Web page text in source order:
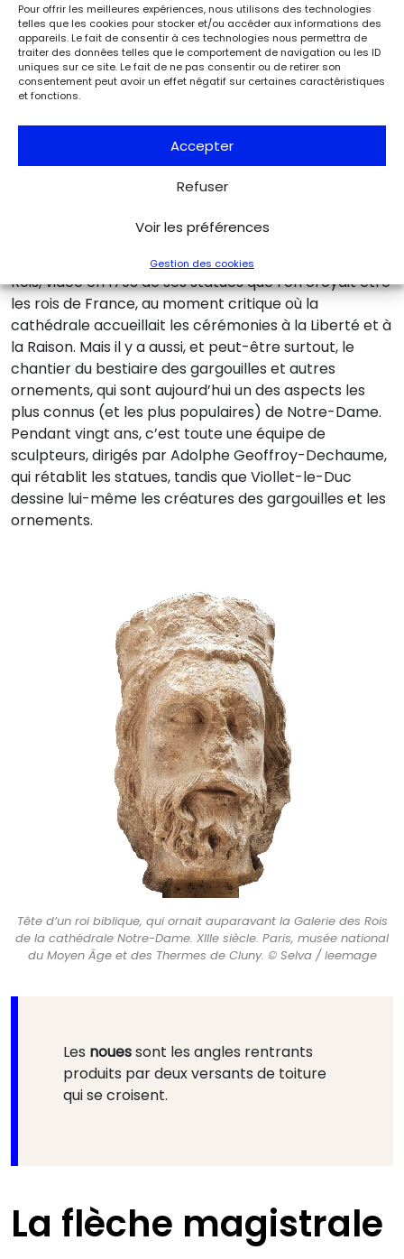
Pour offrir les meilleures expériences, nous utilisons des technologies
telles que les cookies pour stocker et/ou accéder aux informations des
appareils. Le fait de consentir à ces technologies nous permettra de
traiter des données telles que le comportement de navigation ou les ID
uniques sur ce site. Le fait de ne pas consentir ou de retirer son
consentement peut avoir un effet négatif sur certaines caractéristiques
et fonctions.
Accepter
Refuser
Voir les préférences
Gestion des cookies
seront intégralement démolies et reconstruites, avec
des modifications destinées à leur apporter une plus
grande solidité : la rose sud subit même une rotation
de 15° dans ce but. Lassus et Viollet-le-Duc apportent
Notre-Dame – sous l’angle architectural, en réparant
ou reconstituant les ordonnances, moulurations,
dégradés par les siècles, ou sous l’angle plus
décoratif, en rétablissant toutes
statues décorant les différents niveaux des façades
Parmi cela, un grand chantier : celui de la Galerie des
Rois, vidée en 1793 de ses statues que l’on croyait être
les rois de France, au moment critique où la
cathédrale accueillait les cérémonies à la Liberté et à
la Raison. Mais il y a aussi, et peut-être surtout, le
chantier du bestiaire des gargouilles et autres
ornements, qui sont aujourd’hui un des aspects les
plus connus (et les plus populaires) de Notre-Dame.
Pendant vingt ans, c’est toute une équipe de
sculpteurs, dirigés par Adolphe Geoffroy-Dechaume,
qui rétablit les statues, tandis que Viollet-le-Duc
dessine lui-même les créatures des gargouilles et les
ornements.
Tête d’un roi biblique, qui ornait auparavant la Galerie des Rois
de la cathédrale Notre-Dame. XIIIe siècle. Paris, musée national
du Moyen Âge et des Thermes de Cluny. © Selva / leemage
Les nouessont les angles rentrants
produits par deux versants de toiture
qui se croisent.
La flèche magistrale